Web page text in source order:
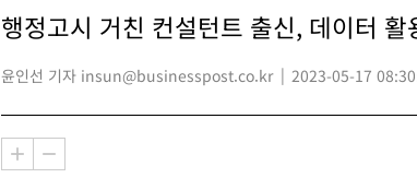
행정고시 거친 컨설턴트 출신, 데이터
윤인선 기자 insun@businesspost.co.kr 2023-05-17